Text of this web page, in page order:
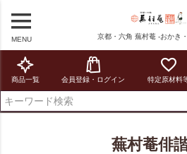
MENU 京都・六角 蕪村菴 -おかき
商品一覧 会員登録・ログイン 特定原材料
蕪村菴俳